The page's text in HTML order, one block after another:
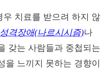
우 치료를 받으려 하지 않
격장애(나르시시즘)나
갖는 사람들과 중첩되는
을 느끼지 못하는 경향이